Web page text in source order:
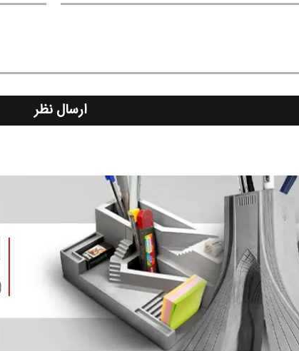
ارسال نظر